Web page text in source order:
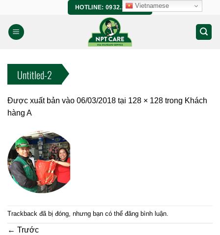
nội
dung
HOTLINE: 0932.266.458
Untitled-2
Được xuất bản vào 06/03/2018 tại 128 × 128 trong Khách
hàng A
Trackback đã bị đóng, nhưng bạn có thể đăng bình luận.
← Trước
Vietnamese